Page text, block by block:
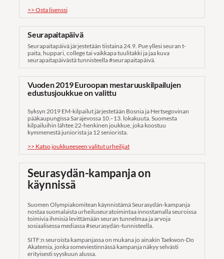
>> Osta lisenssi
Seurapaitapäivä
Seurapaitapäivä järjestetään tiistaina 24.9. Pue yllesi seuran t-
paita, huppari, college tai vaikkapa tuulitakki ja jaa kuva
seurapaitapäivästä tunnisteella #seurapaitapäivä.
Vuoden 2019 Euroopan mestaruuskilpailujen
edustusjoukkue on valittu
Syksyn 2019 EM-kilpailut järjestetään Bosnia ja Hertsegovinan
pääkaupungissa Sarajevossa 10.–13. lokakuuta. Suomesta
kilpailuihin lähtee 22-henkinen joukkue, joka koostuu
kymmenestä juniorista ja 12 seniorista.
>> Katso joukkueeseen valitut urheilijat
Seurasydän-kampanja on
käynnissä
Suomen Olympiakomitean käynnistämä Seurasydän-kampanja
nostaa suomalaista urheiluseuratoimintaa innostamalla seuroissa
toimivia ihmisiä levittämään seuran tunnelmaa ja arvoja
sosiaalisessa mediassa #seurasydän-tunnisteella.
SITF:n seuroista kampanjassa on mukana jo ainakin Taekwon-Do
Akatemia, jonka someviestinnässä kampanja näkyy selvästi
erityisesti syyskuun alussa.